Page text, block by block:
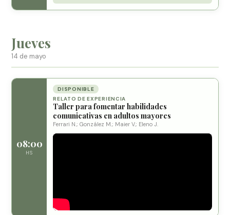
Jueves
14 de mayo
08:00
HS
DISPONIBLE
RELATO DE EXPERIENCIA
Taller para fomentar habilidades
comunicativas en adultos mayores
Ferrari N.; González M.; Maier V.; Eleno J.